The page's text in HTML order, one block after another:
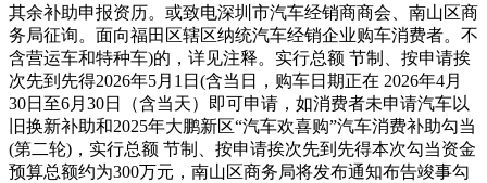
其余补助申报资历。或致电深圳市汽车经销商商会、南山区商
务局征询。面向福田区辖区纳统汽车经销企业购车消费者。不
含营运车和特种车)的，详见注释。实行总额 节制、按申请挨
次先到先得2026年5月1日(含当日，购车日期正在 2026年4月
30日至6月30日（含当天）即可申请，如消费者未申请汽车以
旧换新补助和2025年大鹏新区“汽车欢喜购”汽车消费补助勾当
(第二轮)，实行总额 节制、按申请挨次先到先得本次勾当资金
预算总额约为300万元，南山区商务局将发布通知布告竣事勾